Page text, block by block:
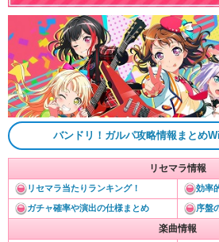
バンドリ！ガルパ攻略情報まとめ
リセマラ情報
リセマラ当たりランキング！ 効率
ガチャ確率や演出の仕様まとめ 序盤
楽曲情報